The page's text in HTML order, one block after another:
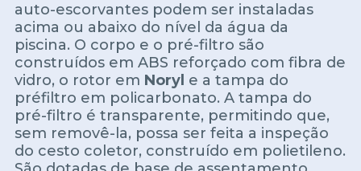
auto-escorvantes podem ser instaladas
acima ou abaixo do nível da água da
piscina. O corpo e o pré-filtro são
construídos em ABS reforçado com fibra de
vidro, o rotor em Noryl e a tampa do
préfiltro em policarbonato. A tampa do
pré-filtro é transparente, permitindo que,
sem removê-la, possa ser feita a inspeção
do cesto coletor, construído em polietileno.